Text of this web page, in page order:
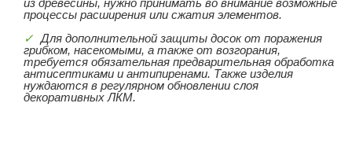
из древесины, нужно принимать во внимание возможные
процессы расширения или сжатия элементов.
Для дополнительной защиты досок от поражения
грибком, насекомыми, а также от возгорания,
требуется обязательная предварительная обработка
антисептиками и антипиренами. Также изделия
нуждаются в регулярном обновлении слоя
декоративных ЛКМ.